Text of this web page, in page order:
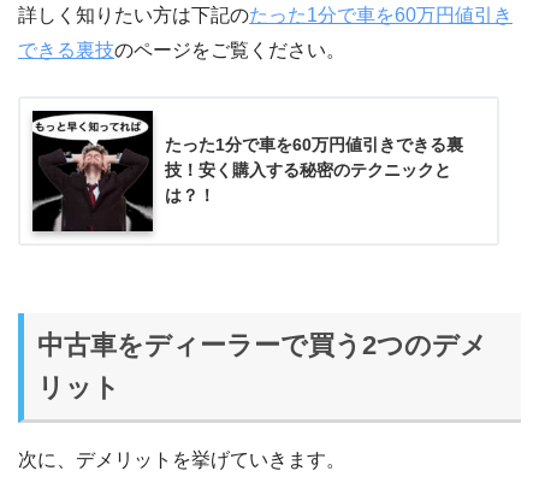
詳しく知りたい方は下記のたった1分で車を60万円値引き
できる裏技のページをご覧ください。
たった1分で車を60万円値引きできる裏
技！安く購入する秘密のテクニックと
は？！
中古車をディーラーで買う2つのデメ
リット
次に、デメリットを挙げていきます。